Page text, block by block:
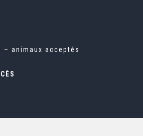
animaux acceptés